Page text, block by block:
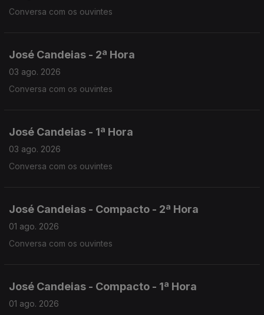
Conversa com os ouvintes
José Candeias - 2ª Hora
03 ago. 2026
Conversa com os ouvintes
José Candeias - 1ª Hora
03 ago. 2026
Conversa com os ouvintes
José Candeias - Compacto - 2ª Hora
01 ago. 2026
Conversa com os ouvintes
José Candeias - Compacto - 1ª Hora
01 ago. 2026